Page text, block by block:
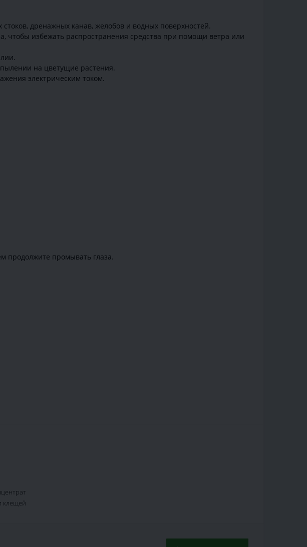
дренажных канав, желобов и водных поверхностей.
чтобы избежать распространения средства при помощи ветра или
на цветущие растения.
электрическим током.
продолжите промывать глаза.
клещей